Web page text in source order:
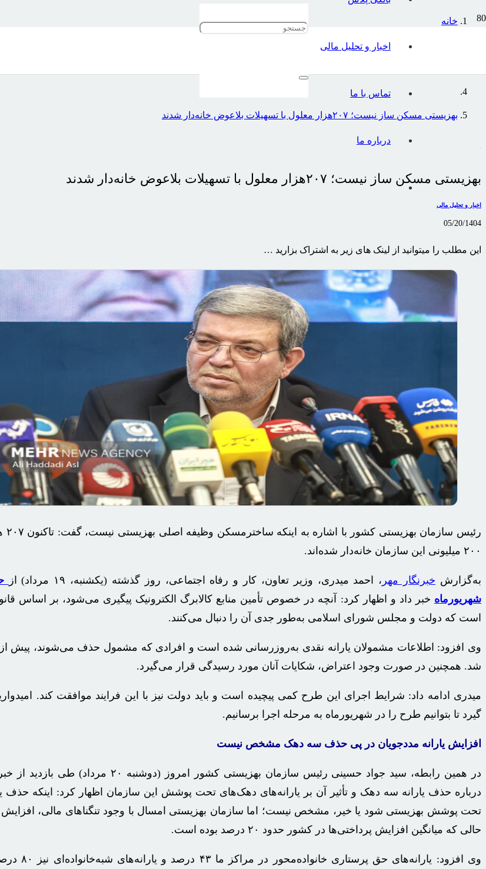
اخبار و تحلیل مالی
تماس با ما
درباره ما
خانه
بهزیستی مسکن ساز نیست؛ ۲۰۷هزار معلول با تسهیلات بلاعوض خانه‌دار شدند
بهزیستی مسکن ساز نیست؛ ۲۰۷هزار معلول با تسهیلات بلاعوض خانه‌دار شدند
اخبار و تحلیل مالی
05/20/1404
این مطلب را میتوانید از لینک های زیر به اشتراک بزارید …
۲۰۰ میلیونی این سازمان خانه‌دار شده‌اند.
به‌گزارش خبرنگار مهر ، احمد میدری، وزیر تعاون، کار و رفاه اجتماعی، روز گذشته (یکشنبه، ۱۹ مرداد) از
شهریورماه
است که دولت و مجلس شورای اسلامی به‌طور جدی آن را دنبال می‌کنند.
وی افزود: اطلاعات مشمولان یارانه نقدی به‌روزرسانی شده است و افرادی که مشمول حذف می‌شوند، پیش از
شد. همچنین در صورت وجود اعتراض، شکایات آنان مورد رسیدگی قرار می‌گیرد.
میدری ادامه داد: شرایط اجرای این طرح کمی پیچیده است و باید دولت نیز با این فرایند موافقت کند.
گیرد تا بتوانیم طرح را در شهریورماه به مرحله اجرا برسانیم.
افزایش یارانه مددجویان در پی حذف سه دهک مشخص نیست
در همین رابطه، سید جواد حسینی رئیس سازمان
حالی که میانگین افزایش پرداختی‌ها در کشور حدود ۲۰ درصد بوده است.
وی افزود: